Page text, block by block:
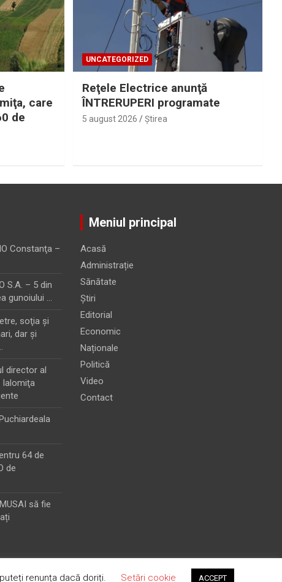
care
de
UNCATEGORIZED
Reţele Electrice anunţă
ÎNTRERUPERI programate
5 august 2026 Ştirea
Constanţa –
S.A. – 5 din
gunoiului …
soţia şi
dar şi
director al
Ialomiţa
64 de
de
să fie
Meniul principal
Acasă
Administrație
Sănătate
Știri
Editorial
Economic
Naționale
Politică
Video
Contact
renunța dacă doriți. Setări cookie ACCEPT